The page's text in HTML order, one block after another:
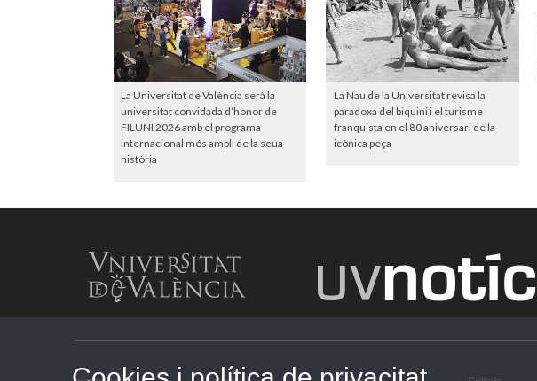
La Universitat de València serà la
universitat convidada d’honor de
FILUNI 2026 amb el programa
internacional més ampli de la seua
història
La Nau de la Universitat revisa la
paradoxa del biquini i el turisme
franquista en el 80 aniversari de la
icònica peça